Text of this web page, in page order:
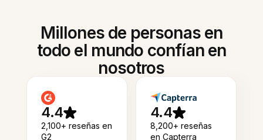
Millones de personas en
todo el mundo confían en
nosotros
4.4
2,100+ reseñas en
G2
4.4
8,200+ reseñas
en Capterra